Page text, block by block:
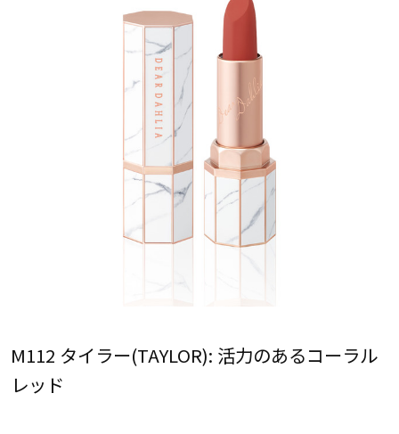
M112 タイラー(TAYLOR): 活力のあるコーラル
レッド